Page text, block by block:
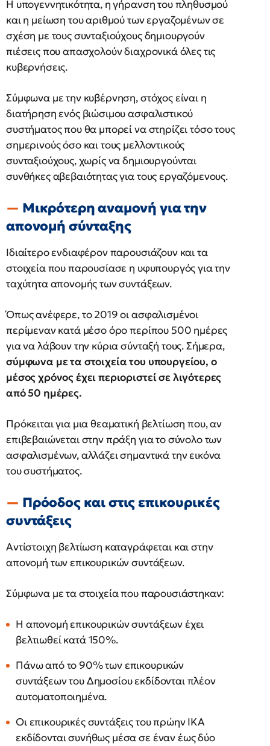
Η υπογεννητικότητα, η γήρανση του πληθυσμού
και η μείωση του αριθμού των εργαζομένων σε
σχέση με τους συνταξιούχους δημιουργούν
πιέσεις που απασχολούν διαχρονικά όλες τις
κυβερνήσεις.
Σύμφωνα με την κυβέρνηση, στόχος είναι η
διατήρηση ενός βιώσιμου ασφαλιστικού
συστήματος που θα μπορεί να στηρίζει τόσο τους
σημερινούς όσο και τους μελλοντικούς
συνταξιούχους, χωρίς να δημιουργούνται
συνθήκες αβεβαιότητας για τους εργαζόμενους.
Μικρότερη αναμονή για την
απονομή σύνταξης
Ιδιαίτερο ενδιαφέρον παρουσιάζουν και τα
στοιχεία που παρουσίασε η υφυπουργός για την
ταχύτητα απονομής των συντάξεων.
Όπως ανέφερε, το 2019 οι ασφαλισμένοι
περίμεναν κατά μέσο όρο περίπου 500 ημέρες
για να λάβουν την κύρια σύνταξή τους. Σήμερα,
σύμφωνα με τα στοιχεία του υπουργείου, ο
μέσος χρόνος έχει περιοριστεί σε λιγότερες
από 50 ημέρες.
Πρόκειται για μια θεαματική βελτίωση που, αν
επιβεβαιώνεται στην πράξη για το σύνολο των
ασφαλισμένων, αλλάζει σημαντικά την εικόνα
του συστήματος.
Πρόοδος και στις επικουρικές
συντάξεις
Αντίστοιχη βελτίωση καταγράφεται και στην
απονομή των επικουρικών συντάξεων.
Σύμφωνα με τα στοιχεία που παρουσιάστηκαν:
Η απονομή επικουρικών συντάξεων έχει
βελτιωθεί κατά 150%.
Πάνω από το 90% των επικουρικών
συντάξεων του Δημοσίου εκδίδονται πλέον
αυτοματοποιημένα.
Οι επικουρικές συντάξεις του πρώην ΙΚΑ
εκδίδονται συνήθως μέσα σε έναν έως δύο